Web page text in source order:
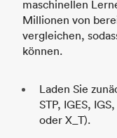
maschinellen
Millionen von
vergleichen,
können.
Laden Sie
STP, IGES,
oder X_T).